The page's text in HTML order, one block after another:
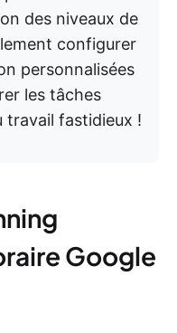
des niveaux de
configurer
personnalisées
les tâches
travail fastidieux !
Google